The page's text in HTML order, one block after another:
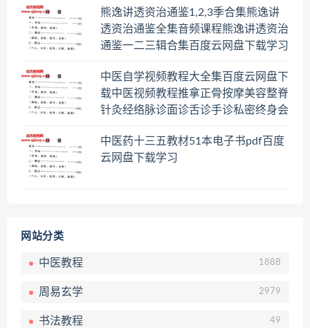
熊逸讲透资治通鉴1,2,3季合集熊逸讲
透资治通鉴全集音频课程熊逸讲透资治
通鉴一二三辑合集百度云网盘下载学习
中医自学视频教程大全集百度云网盘下
载中医视频教程推拿正骨按摩美容整脊
针灸经络脉诊面诊舌诊手诊私密终身会
中医药十三五教材51本电子书pdf百度
云网盘下载学习
网站分类
中医教程 1888
周易玄学 2979
书法教程 49